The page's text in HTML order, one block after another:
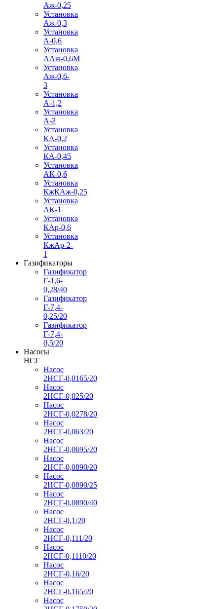
Аж-0,25
Установка
Аж-0,3
Установка
А-0,6
Установка
ААж-0,6М
Установка
Аж-0,6-
3
Установка
А-1,2
Установка
А-2
Установка
КА-0,2
Установка
КА-0,45
Установка
АК-0,6
Установка
КжКАж-0,25
Установка
АК-1
Установка
КАр-0,6
Установка
КжАр-2-
1
Газификаторы
Газификатор
Г-1,6-
0,28/40
Газификатор
Г-7,4-
0,25/20
Газификатор
Г-7,4-
0,5/20
Насосы
НСГ
Насос
2НСГ-0,0165/20
Насос
2НСГ-0,025/20
Насос
2НСГ-0,0278/20
Насос
2НСГ-0,063/20
Насос
2НСГ-0,0695/20
Насос
2НСГ-0,0890/20
Насос
2НСГ-0,0890/25
Насос
2НСГ-0,0890/40
Насос
2НСГ-0,1/20
Насос
2НСГ-0,111/20
Насос
2НСГ-0,1110/20
Насос
2НСГ-0,16/20
Насос
2НСГ-0,165/20
Насос